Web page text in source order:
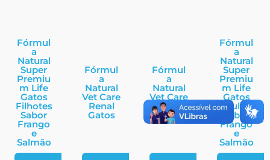
Fórmul
a
Natural
Super
Premiu
m Life
Gatos
Filhotes
Sabor
Frango
e
Salmão
Fórmul
a
Natural
Vet Care
Renal
Gatos
Fórmul
a
Natural
Vet Care
Urinária
Gatos
Fórmul
a
Natural
Super
Premiu
m Life
Gatos
Adultos
Sabor
Frango
e
Salmão